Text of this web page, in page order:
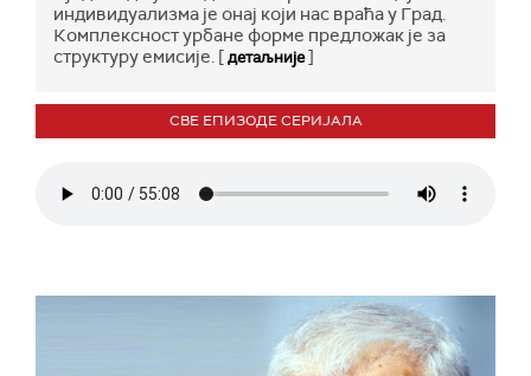
индивидуализма је онај који нас враћа у Град.
Комплексност урбане форме предложак је за
структуру емисије. [детаљније]
СВЕ ЕПИЗОДЕ СЕРИЈАЛА